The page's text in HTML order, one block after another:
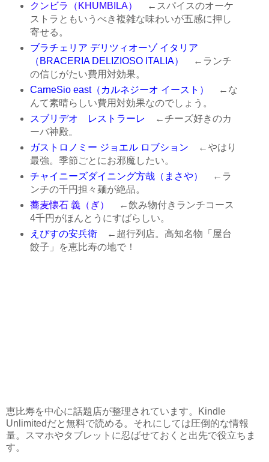
クンビラ（KHUMBILA）
←スパイスのオーケ
ストラともいうべき複雑な味わいが五感に押し
寄せる。
ブラチェリア デリツィオーゾ イタリア
（BRACERIA DELIZIOSO ITALIA）
←ランチ
の信じがたい費用対効果。
CarneSio east（カルネジーオ イースト）
←な
んて素晴らしい費用対効果なのでしょう。
スブリデオ レストラーレ ←チーズ好きのカ
ーバ神殿。
ガストロノミー ジョエル ロブション ←やはり
最強。季節ごとにお邪魔したい。
チャイニーズダイニング方哉（まさや）
←ラ
ンチの千円担々麺が絶品。
蕎麦懐石 義（ぎ）
←飲み物付きランチコース
4千円がほんとうにすばらしい。
えびすの安兵衛←超行列店。高知名物「屋台
餃子」を恵比寿の地で！
恵比寿を中心に話題店が整理されています。Kindle
Unlimitedだと無料で読める。それにしては圧倒的な情報
量。スマホやタブレットに忍ばせておくと出先で役立ちま
す。